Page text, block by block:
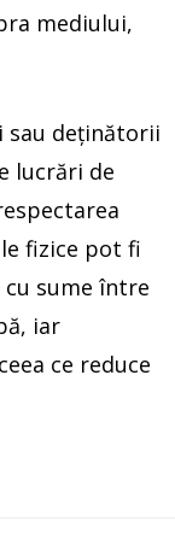
mediului,
sau deținătorii
lucrări de
fizice pot fi
cu sume între
iar
ce reduce